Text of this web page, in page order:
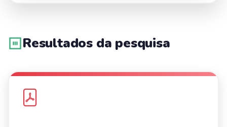
Resultados da pesquisa